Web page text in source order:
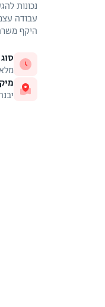
נכונות
עבודה
היקף
מלאה 5